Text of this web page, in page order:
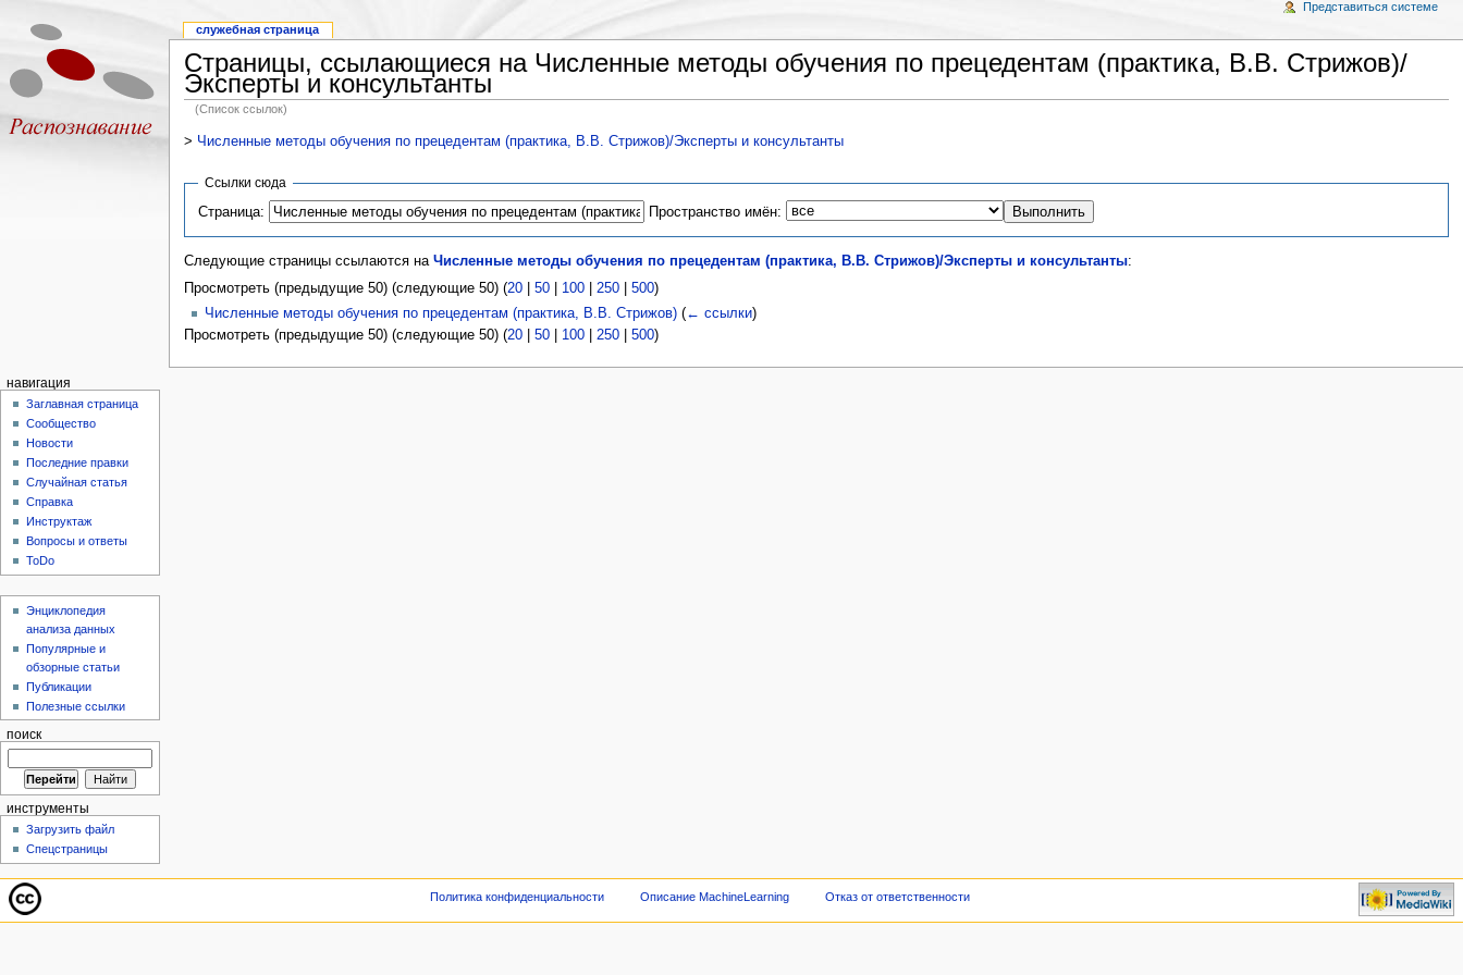
Страницы, ссылающиеся на Численные методы обучения по прецедентам (практика, В.В. Стрижов)/
Эксперты и консультанты
(Список ссылок)
> Численные методы обучения по прецедентам (практика, В.В. Стрижов)/Эксперты и консультанты
Ссылки сюда
Страница:
Пространство имён:
Следующие страницы ссылаются на Численные методы обучения по прецедентам (практика, В.В. Стрижов)/Эксперты и консультанты:
Просмотреть (предыдущие 50) (следующие 50) (20| 50| 100| 250| 500)
Численные методы обучения по прецедентам (практика, В.В. Стрижов) (← ссылки)
Просмотреть (предыдущие 50) (следующие 50) (20| 50| 100| 250| 500)
служебная страница
Представиться системе
навигация
Заглавная страница
Сообщество
Новости
Последние правки
Случайная статья
Справка
Инструктаж
Вопросы и ответы
ToDo
Энциклопедия
анализа данных
Популярные и
обзорные статьи
Публикации
Полезные ссылки
поиск
инструменты
Загрузить файл
Спецстраницы
Политика конфиденциальности Описание MachineLearning Отказ от ответственности